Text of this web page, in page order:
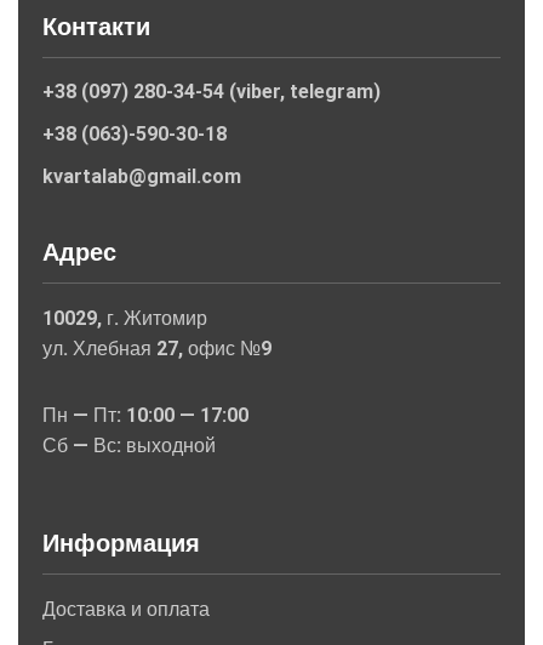
Контакти
+38 (097) 280-34-54 (viber, telegram)
+38 (063)-590-30-18
kvartalab@gmail.com
Адрес
10029, г. Житомир
ул. Хлебная 27, офис №9
Пн — Пт: 10:00 — 17:00
Сб — Вс: выходной
Информация
Доставка и оплата